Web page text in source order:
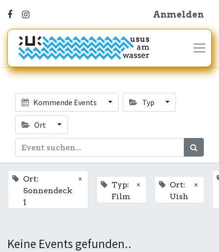
Anmelden
Kommende Events Typ
Ort
Ort:
Sonnendeck
1
×
Typ:
Film
×
Ort:
Uish
×
Keine Events gefunden..